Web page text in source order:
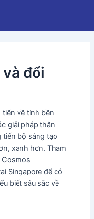
đổi
về tính bền
giải pháp thân
tiến bộ sáng tạo
xanh hơn. Tham
Cosmos
Singapore để có
biết sâu sắc về